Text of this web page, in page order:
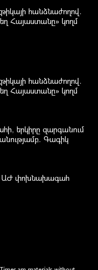
հանձնաժողով.
Հայաստանը» կողմ
հանձնաժողով.
Հայաստանը» կողմ
երկիրը զարգանում
Գագիկ
ԱԺ փոխնախագահ